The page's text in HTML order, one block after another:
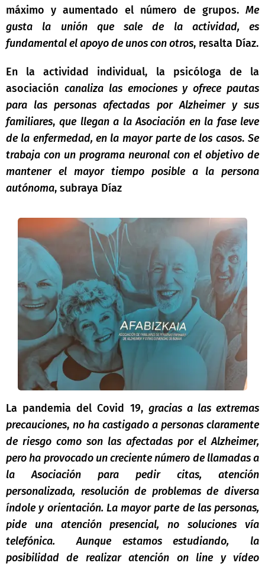
máximo y aumentado el número de grupos. Me
gusta la unión que sale de la actividad, es
fundamental el apoyo de unos con otros, resalta Díaz.
En la actividad individual, la psicóloga de la
asociación canaliza las emociones yofrece pautas
para las personas afectadas por Alzheimer y sus
familiares,que llegana la Asociación en la fase leve
de la enfermedad, en la mayor parte de los casos. Se
trabaja con un programa neuronal con el objetivo de
mantener el mayor tiempo posible a la persona
autónoma, subraya Díaz
La pandemia del Covid 19, gracias a las extremas
precauciones, no ha castigado a personas claramente
de riesgo como son las afectadas por el Alzheimer,
pero ha provocado un creciente número de llamadas a
la Asociación para pedir citas, atención
personalizada, resolución de problemas de diversa
índole y orientación. La mayor parte de las personas,
pide una atención presencial, no soluciones vía
telefónica. Aunque estamos estudiando, la
posibilidad de realizar atención on line y vídeo